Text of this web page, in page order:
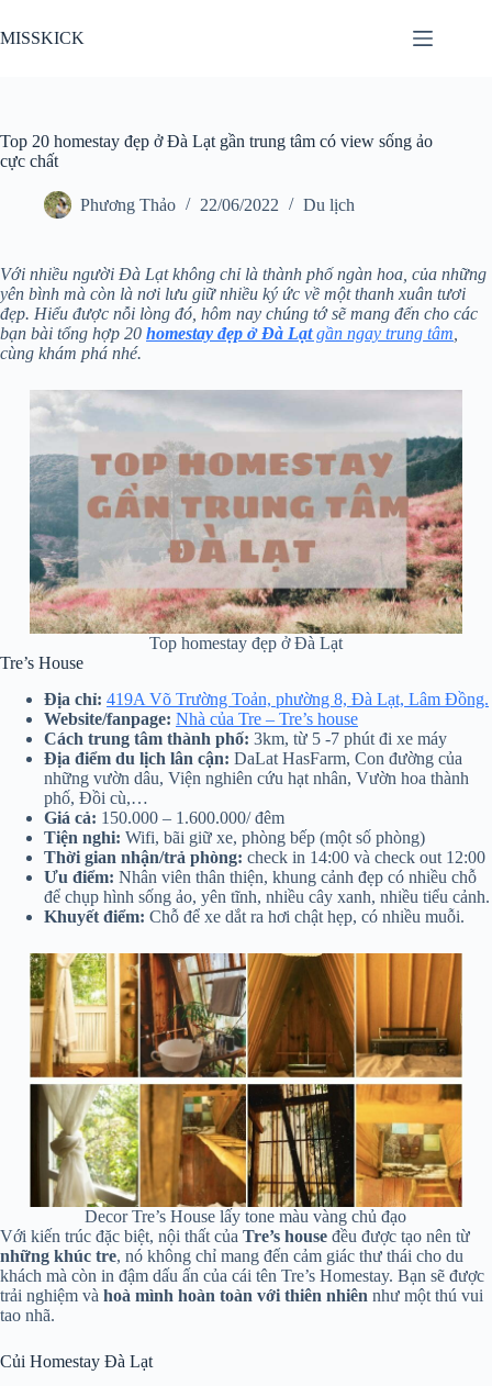
đến
phần
MISSKICK
Top 20 homestay đẹp ở Đà Lạt gần trung tâm có view sống ảo
cực chất
Phương Thảo 22/06/2022 Du lịch
Với nhiều người Đà Lạt không chỉ là thành phố ngàn hoa, của những
yên bình mà còn là nơi lưu giữ nhiều ký ức về một thanh xuân tươi
đẹp. Hiểu được nỗi lòng đó, hôm nay chúng tớ sẽ mang đến cho các
bạn bài tổng hợp 20 homestay đẹp ở Đà Lạtgần ngay trung tâm
cùng khám phá nhé.
Top homestay đẹp ở Đà Lạt
Tre’s House
Địa chỉ: 419A Võ Trường Toản, phường 8, Đà Lạt, Lâm Đồng.
Website/fanpage: Nhà của Tre – Tre’s house
Cách trung tâm thành phố: 3km, từ 5 -7 phút đi xe máy
Địa điểm du lịch lân cận: DaLat HasFarm, Con đường của
những vườn dâu, Viện nghiên cứu hạt nhân, Vườn hoa thành
phố, Đồi cù,…
Giá cả: 150.000 – 1.600.000/ đêm
Tiện nghi: Wifi, bãi giữ xe, phòng bếp (một số phòng)
Thời gian nhận/trả phòng: check in 14:00 và check out 12:00
Ưu điểm: Nhân viên thân thiện, khung cảnh đẹp có nhiều chỗ
để chụp hình sống ảo, yên tĩnh, nhiều cây xanh, nhiều tiểu cảnh.
Khuyết điểm: Chỗ để xe dắt ra hơi chật hẹp, có nhiều muỗi.
Decor Tre’s House lấy tone màu vàng chủ đạo
Với kiến trúc đặc biệt, nội thất của Tre’s house đều được tạo nên từ
những khúc tre, nó không chỉ mang đến cảm giác thư thái cho du
khách mà còn in đậm dấu ấn của cái tên Tre’s Homestay. Bạn sẽ được
trải nghiệm và hoà mình hoàn toàn với thiên nhiên như một thú vui
tao nhã.
Củi Homestay Đà Lạt